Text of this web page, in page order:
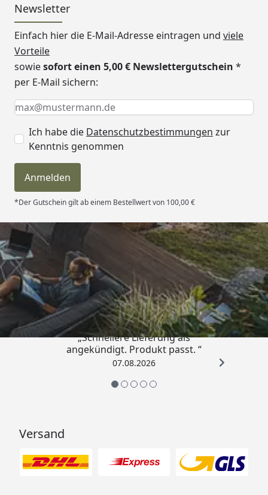
Newsletter
Einfach hier die E-Mail-Adresse eintragen und viele
Vorteile
sowiesofort einen 5,00 € Newslettergutschein *
per E-Mail sichern:
Keine Eingabe erforderlich
Eingabe erforderlich
E-Mail *
Ich habe die Datenschutzbestimmungen zur
Kenntnis genommen
Anmelden
*Der Gutschein gilt ab einem Bestellwert von 100,00 €
Trusted Shops
4,81/ 5
„Schnellere Lieferung als
angekündigt. Produkt passt. “
07.08.2026
Versand